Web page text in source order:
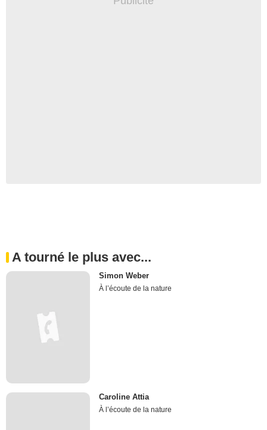
A tourné le plus avec...
Simon Weber
À l’écoute de la nature
Caroline Attia
À l’écoute de la nature